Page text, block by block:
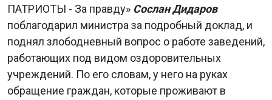
ПАТРИОТЫ - За правду» Сослан Дидаров
поблагодарил министра за подробный доклад, и
поднял злободневный вопрос о работе заведений,
работающих под видом оздоровительных
учреждений. По его словам, у него на руках
обращение граждан, которые проживают в